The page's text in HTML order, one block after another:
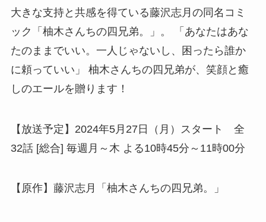
大きな支持と共感を得ている藤沢志月の同名コミ
ック「柚木さんちの四兄弟。」。 「あなたはあな
たのままでいい。一人じゃないし、困ったら誰か
に頼っていい」 柚木さんちの四兄弟が、笑顔と癒
しのエールを贈ります！
【放送予定】2024年5月27日（月）スタート 全
32話 [総合] 毎週月～木 よる10時45分～11時00分
【原作】藤沢志月「柚木さんちの四兄弟。」